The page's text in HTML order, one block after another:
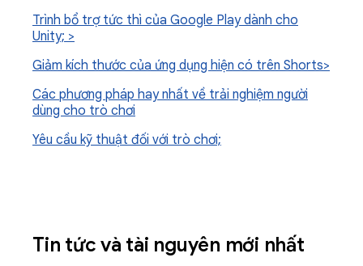
Trình bổ trợ tức thì của Google Play dành cho
Unity; >
Giảm kích thước của ứng dụng hiện có trên Shorts>
Các phương pháp hay nhất về trải nghiệm người
dùng cho trò chơi
Yêu cầu kỹ thuật đối với trò chơi;
Tin tức và tài nguyên mới nhất